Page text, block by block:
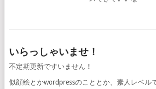
いらっしゃいませ！
不定期更新ですいません！
似顔絵とかwordpressのこととか、素人レベル